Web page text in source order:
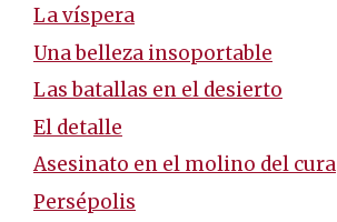
La víspera
Una belleza insoportable
Las batallas en el desierto
El detalle
Asesinato en el molino del cura
Persépolis